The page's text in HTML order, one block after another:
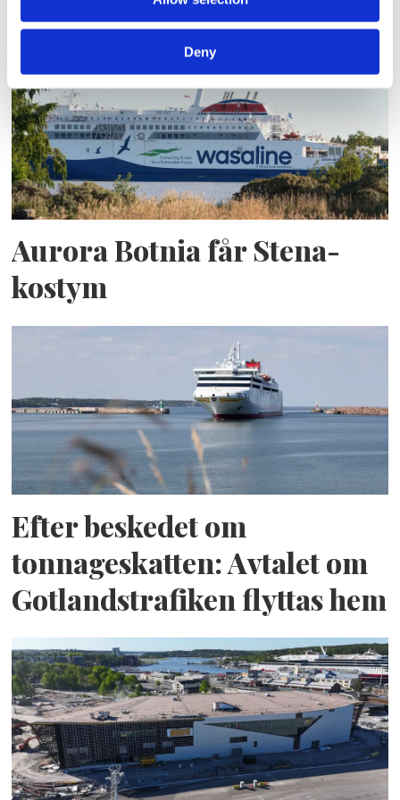
Deny
autonoma färjor
Aurora Botnia får Stena-
kostym
Efter beskedet om
tonnageskatten: Avtalet om
Gotlandstrafiken flyttas hem